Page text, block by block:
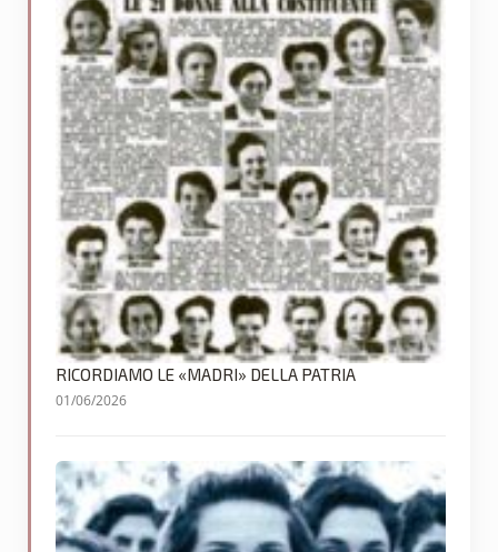
RICORDIAMO LE «MADRI» DELLA PATRIA
01/06/2026